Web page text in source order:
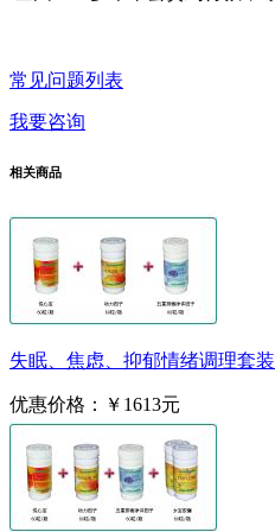
常见问题列表
我要咨询
相关商品
失眠、焦虑、抑郁情绪调理套装
优惠价格： ￥1613元